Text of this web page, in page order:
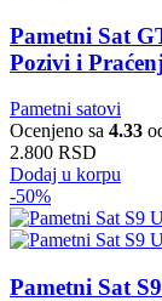
Pametni Sat
Pozivi i
Pametni satovi
Ocenjeno sa 4.33
2.800 RSD
Dodaj u korpu
-50%
Pametni Sat